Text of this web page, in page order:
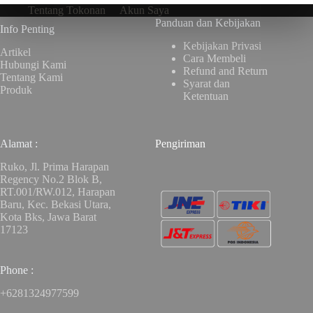
Tentang Tokonan
Akun Saya
Info Penting
Artikel
Hubungi Kami
Tentang Kami
Produk
Panduan dan Kebijakan
Kebijakan Privasi
Cara Membeli
Refund and Return
Syarat dan
Ketentuan
Alamat :
Ruko, Jl. Prima Harapan
Regency No.2 Blok B,
RT.001/RW.012, Harapan
Baru, Kec. Bekasi Utara,
Kota Bks, Jawa Barat
17123
Phone :
+6281324977599
Pengiriman